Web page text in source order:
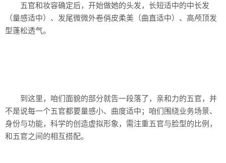
五官和妆容确定后，开始做她的头发，长短适中的中长发
（量感适中）、发尾微微外卷俏皮柔美（曲直适中）、高颅顶发
型蓬松透气。
到这里，咱们面貌的部分就告一段落了，亲和力的五官，并
不是说每一个五官都要量感小、曲度适中；咱们围绕业务场景、
身份与功能，科学的创造虚拟形象，需注重五官与脸型的比例，
和五官之间的相互搭配。